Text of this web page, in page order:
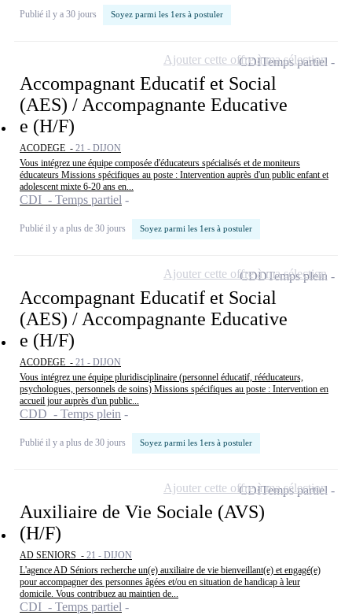
Publié il y a 30 jours Soyez parmi les 1ers à postuler
Accompagnant Educatif et Social
(AES) / Accompagnante Educative
e (H/F)
ACODEGE - 21 - DIJON
Vous intégrez une équipe composée d'éducateurs spécialisés et de moniteurs
éducateurs Missions spécifiques au poste : Intervention auprès d'un public enfant et
adolescent mixte 6-20 ans en...
CDI - Temps partiel
Publié il y a plus de 30 jours Soyez parmi les 1ers à postuler
CDITemps partiel
Ajouter cette offre à ma sélection
Accompagnant Educatif et Social
(AES) / Accompagnante Educative
e (H/F)
ACODEGE - 21 - DIJON
Vous intégrez une équipe pluridisciplinaire (personnel éducatif, rééducateurs,
psychologues, personnels de soins) Missions spécifiques au poste : Intervention en
accueil jour auprès d'un public...
CDD - Temps plein
Publié il y a plus de 30 jours Soyez parmi les 1ers à postuler
CDDTemps plein
Ajouter cette offre à ma sélection
Auxiliaire de Vie Sociale (AVS)
(H/F)
AD SENIORS - 21 - DIJON
L'agence AD Séniors recherche un(e) auxiliaire de vie bienveillant(e) et engagé(e)
pour accompagner des personnes âgées et/ou en situation de handicap à leur
domicile. Vous contribuez au maintien de...
CDI - Temps partiel
CDITemps partiel
Ajouter cette offre à ma sélection